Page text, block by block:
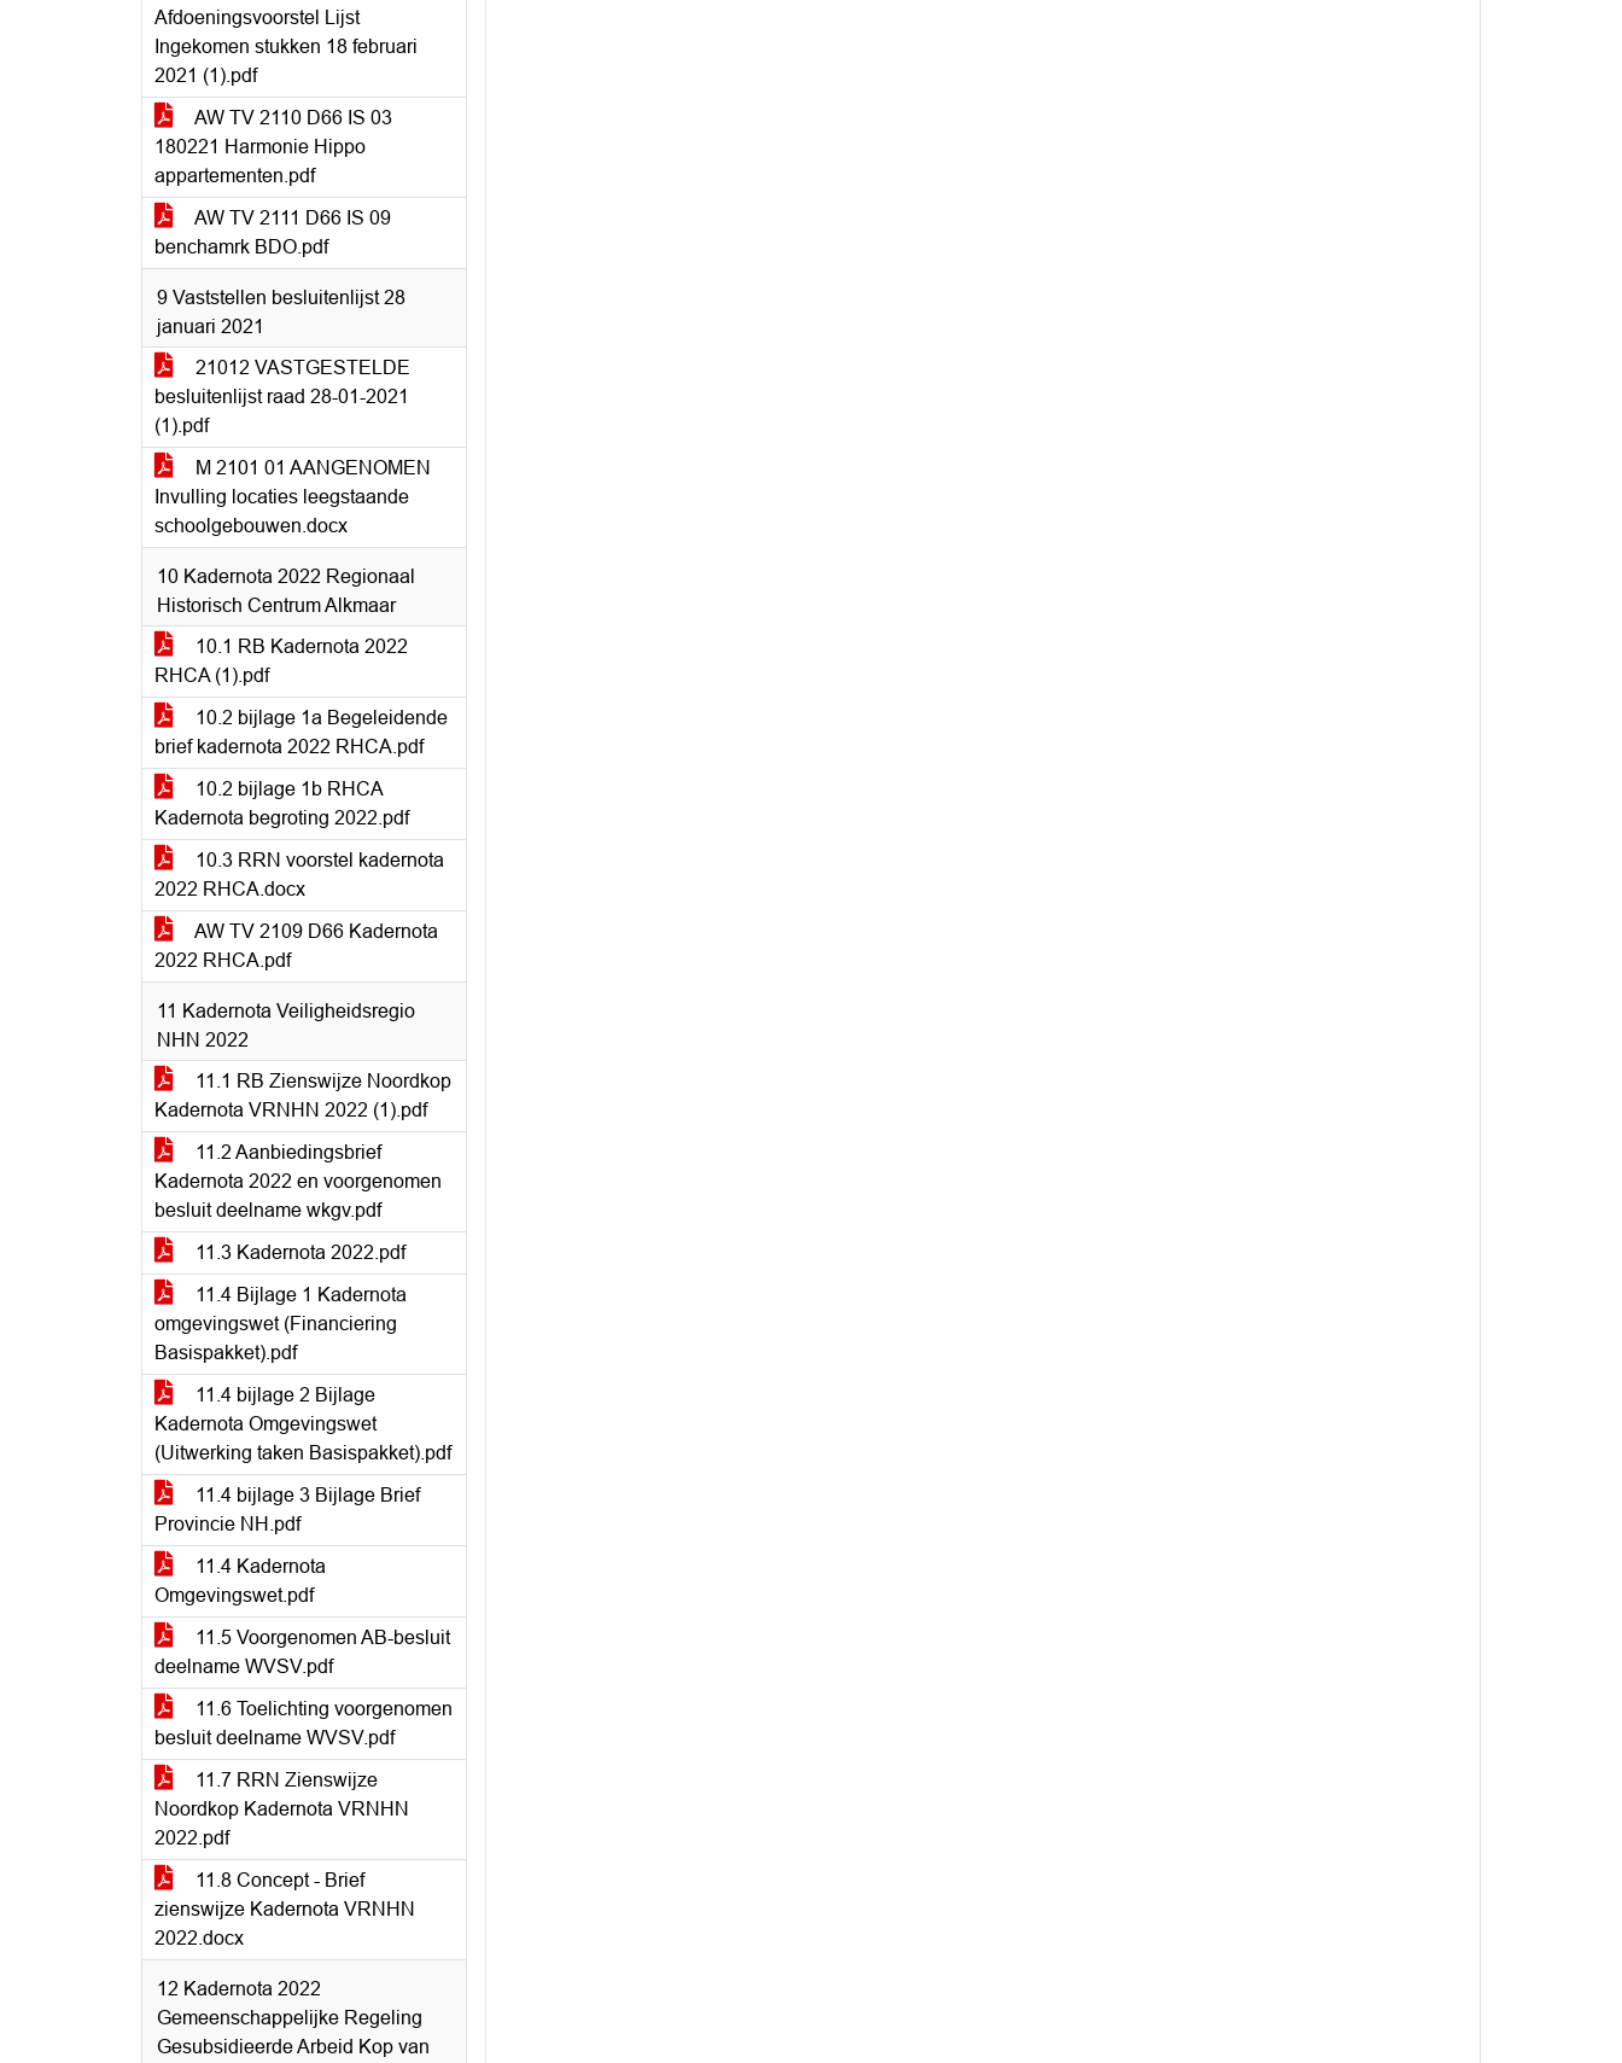
Afdoeningsvoorstel Lijst
Ingekomen stukken 18 februari
2021 (1).pdf
AW TV 2110 D66 IS 03
180221 Harmonie Hippo
appartementen.pdf
AW TV 2111 D66 IS 09
benchamrk BDO.pdf
9 Vaststellen besluitenlijst 28
januari 2021
21012 VASTGESTELDE
besluitenlijst raad 28-01-2021
(1).pdf
M 2101 01 AANGENOMEN
Invulling locaties leegstaande
schoolgebouwen.docx
10 Kadernota 2022 Regionaal
Historisch Centrum Alkmaar
10.1 RB Kadernota 2022
RHCA (1).pdf
10.2 bijlage 1a Begeleidende
brief kadernota 2022 RHCA.pdf
10.2 bijlage 1b RHCA
Kadernota begroting 2022.pdf
10.3 RRN voorstel kadernota
2022 RHCA.docx
AW TV 2109 D66 Kadernota
2022 RHCA.pdf
11 Kadernota Veiligheidsregio
NHN 2022
11.1 RB Zienswijze Noordkop
Kadernota VRNHN 2022 (1).pdf
11.2 Aanbiedingsbrief
Kadernota 2022 en voorgenomen
besluit deelname wkgv.pdf
11.3 Kadernota 2022.pdf
11.4 Bijlage 1 Kadernota
omgevingswet (Financiering
Basispakket).pdf
11.4 bijlage 2 Bijlage
Kadernota Omgevingswet
(Uitwerking taken Basispakket).pdf
11.4 bijlage 3 Bijlage Brief
Provincie NH.pdf
11.4 Kadernota
Omgevingswet.pdf
11.5 Voorgenomen AB-besluit
deelname WVSV.pdf
11.6 Toelichting voorgenomen
besluit deelname WVSV.pdf
11.7 RRN Zienswijze
Noordkop Kadernota VRNHN
2022.pdf
11.8 Concept - Brief
zienswijze Kadernota VRNHN
2022.docx
12 Kadernota 2022
Gemeenschappelijke Regeling
Gesubsidieerde Arbeid Kop van